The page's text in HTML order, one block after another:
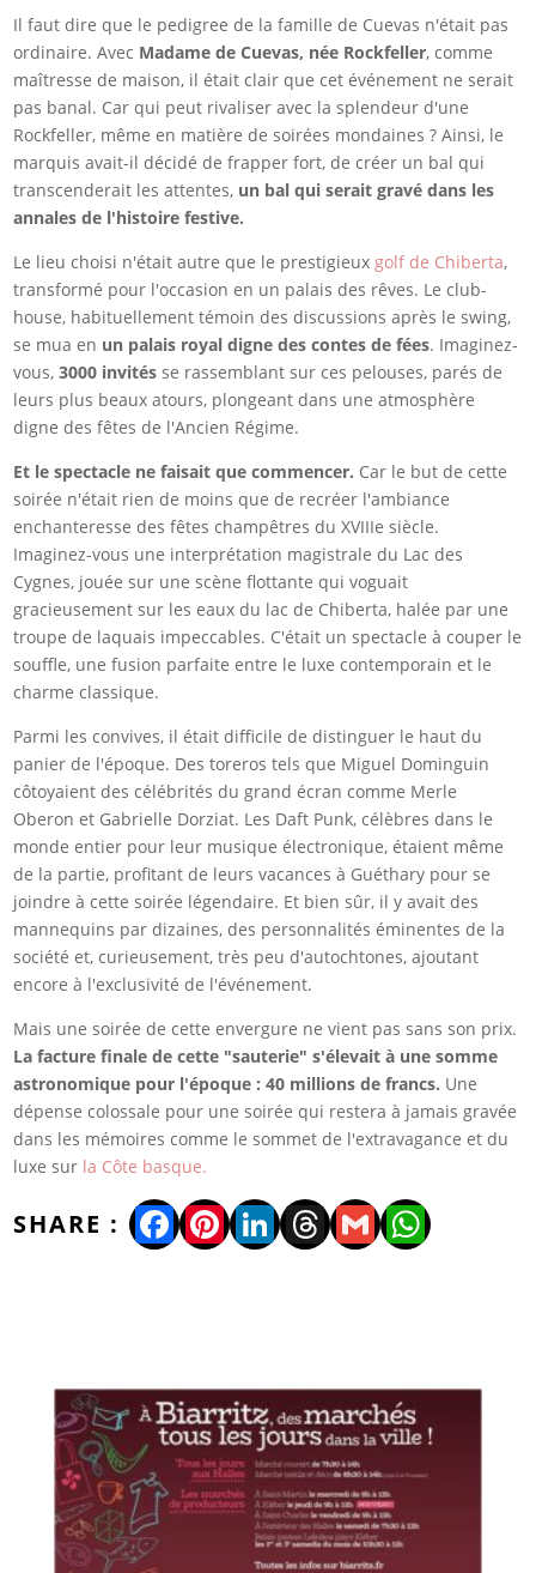
Il faut dire que le pedigree de la famille de Cuevas n'était pas
ordinaire. Avec Madame de Cuevas, née Rockfeller, comme
maîtresse de maison, il était clair que cet événement ne serait
pas banal. Car qui peut rivaliser avec la splendeur d'une
Rockfeller, même en matière de soirées mondaines ? Ainsi, le
marquis avait-il décidé de frapper fort, de créer un bal qui
transcenderait les attentes, un bal qui serait gravé dans les
annales de l'histoire festive.
Le lieu choisi n'était autre que le prestigieuxgolf de Chiberta,
transformé pour l'occasion en un palais des rêves. Le club-
house, habituellement témoin des discussions après le swing,
se mua en un palais royal digne des contes de fées. Imaginez-
vous,3000 invités se rassemblant sur ces pelouses, parés de
leurs plus beaux atours, plongeant dans une atmosphère
digne des fêtes de l'Ancien Régime.
Et le spectacle ne faisait que commencer. Car le but de cette
soirée n'était rien de moins que de recréer l'ambiance
enchanteresse des fêtes champêtres du XVIIIe siècle.
Imaginez-vous une interprétation magistrale du Lac des
Cygnes, jouée sur une scène flottante qui voguait
gracieusement sur les eaux du lac de Chiberta, halée par une
troupe de laquais impeccables. C'était un spectacle à couper le
souffle, une fusion parfaite entre le luxe contemporain et le
charme classique.
Parmi les convives, il était difficile de distinguer le haut du
panier de l'époque. Des toreros tels que Miguel Dominguin
côtoyaient des célébrités du grand écran comme Merle
Oberon et Gabrielle Dorziat. Les Daft Punk, célèbres dans le
monde entier pour leur musique électronique, étaient même
de la partie, profitant de leurs vacances à Guéthary pour se
joindre à cette soirée légendaire. Et bien sûr, il y avait des
mannequins par dizaines, des personnalités éminentes de la
société et, curieusement, très peu d'autochtones, ajoutant
encore à l'exclusivité de l'événement.
Mais une soirée de cette envergure ne vient pas sans son prix.
La facture finale de cette "sauterie" s'élevait à une somme
astronomique pour l'époque : 40 millions de francs. Une
dépense colossale pour une soirée qui restera à jamais gravée
dans les mémoires comme le sommet de l'extravagance et du
luxe sur la Côte basque.
Facebook
Pinterest
LinkedIn
Threads
Gmail